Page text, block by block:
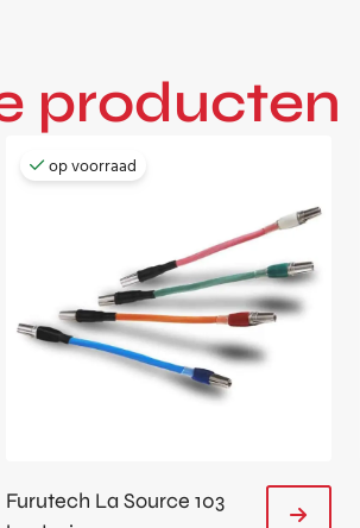
producten
op voorraad
Furutech La Source 103